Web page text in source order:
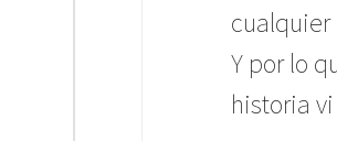
cualquier
Y por lo
historia